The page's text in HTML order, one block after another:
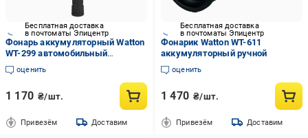
Бесплатная доставка
в почтоматы Эпицентр
Фонарь аккумуляторный Watton
WT-299 автомобильный
аварийный
оценить
1 170 ₴/шт.
Привезём Доставим
Бесплатная доставка
в почтоматы Эпицентр
Фонарик Watton WT-611
аккумуляторный ручной
оценить
1 470 ₴/шт.
Привезём Доставим